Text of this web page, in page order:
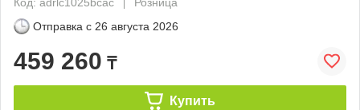
Отправка с 26 августа 2026
459 260 ₸
Купить